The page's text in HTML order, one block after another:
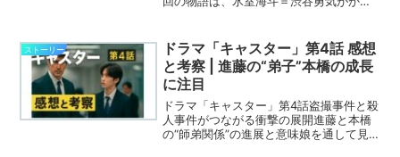
れます。この記事では、第8話の感想とと
もに、登場人物たち...
ストーリー
ドラマ「キャスター」第4話 感想
と考察 | 進藤の“弟子”本橋の成長
に注目
ドラマ「キャスター」第4話盗撮事件と殺
人事件がつながる衝撃の展開進藤と本橋
の“師弟関係”の進展と意味娘を通して見